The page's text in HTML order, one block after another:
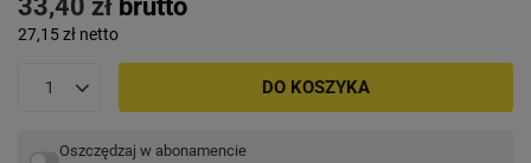
33,40 zł brutto
27,15 zł netto
DO KOSZYKA
Oszczędzaj w abonamencie